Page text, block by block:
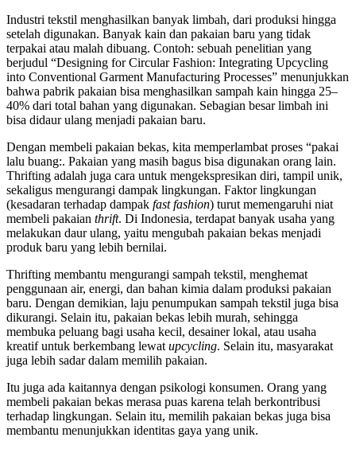
Industri tekstil menghasilkan banyak limbah, dari produksi hingga
setelah digunakan. Banyak kain dan pakaian baru yang tidak
terpakai atau malah dibuang. Contoh: sebuah penelitian yang
berjudul “Designing for Circular Fashion: Integrating Upcycling
into Conventional Garment Manufacturing Processes” menunjukkan
bahwa pabrik pakaian bisa menghasilkan sampah kain hingga 25–
40% dari total bahan yang digunakan. Sebagian besar limbah ini
bisa didaur ulang menjadi pakaian baru.
Dengan membeli pakaian bekas, kita memperlambat proses “pakai
lalu buang:. Pakaian yang masih bagus bisa digunakan orang lain.
Thrifting adalah juga cara untuk mengekspresikan diri, tampil unik,
sekaligus mengurangi dampak lingkungan. Faktor lingkungan
(kesadaran terhadap dampak fast fashion) turut memengaruhi niat
membeli pakaian thrift. Di Indonesia, terdapat banyak usaha yang
melakukan daur ulang, yaitu mengubah pakaian bekas menjadi
produk baru yang lebih bernilai.
Thrifting membantu mengurangi sampah tekstil, menghemat
penggunaan air, energi, dan bahan kimia dalam produksi pakaian
baru. Dengan demikian, laju penumpukan sampah tekstil juga bisa
dikurangi. Selain itu, pakaian bekas lebih murah, sehingga
membuka peluang bagi usaha kecil, desainer lokal, atau usaha
kreatif untuk berkembang lewat upcycling. Selain itu, masyarakat
juga lebih sadar dalam memilih pakaian.
Itu juga ada kaitannya dengan psikologi konsumen. Orang yang
membeli pakaian bekas merasa puas karena telah berkontribusi
terhadap lingkungan. Selain itu, memilih pakaian bekas juga bisa
membantu menunjukkan identitas gaya yang unik.